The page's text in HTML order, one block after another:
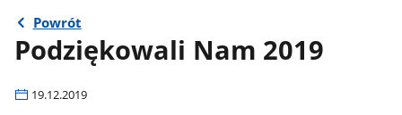
Powrót
Podziękowali Nam 2019
19.12.2019